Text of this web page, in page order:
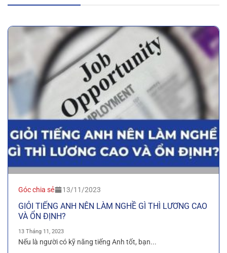
Góc chia sẻ 13/11/2023
GIỎI TIẾNG ANH NÊN LÀM NGHỀ GÌ THÌ LƯƠNG CAO
VÀ ỔN ĐỊNH?
13 Tháng 11, 2023
Nếu là người có kỹ năng tiếng Anh tốt, bạn...